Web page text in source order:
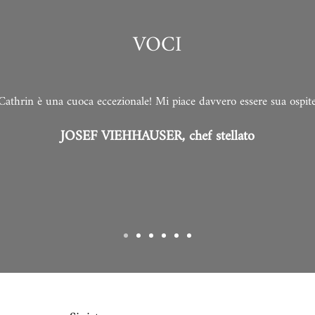
VOCI
è una cuoca eccezionale! Mi piace davvero essere sua
JOSEF VIEHHAUSER, chef stellato